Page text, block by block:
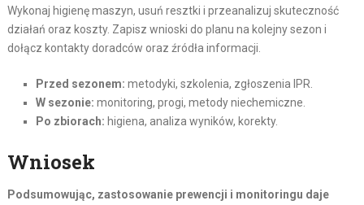
Wykonaj higienę maszyn, usuń resztki i przeanalizuj skuteczność
działań oraz koszty. Zapisz wnioski do planu na kolejny sezon i
dołącz kontakty doradców oraz źródła informacji.
Przed sezonem: metodyki, szkolenia, zgłoszenia IPR.
W sezonie: monitoring, progi, metody niechemiczne.
Po zbiorach: higiena, analiza wyników, korekty.
Wniosek
Podsumowując, zastosowanie prewencji i monitoringu daje